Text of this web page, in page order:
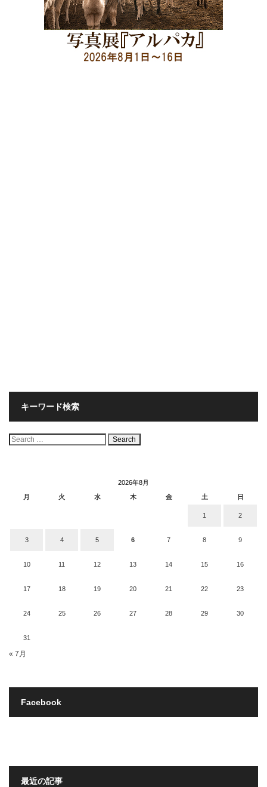
キーワード検索
検
索:
2026年8月
月
火 水 木 金 土 日
1 2
3 4 5 6 7 8 9
10 11 12 13 14 15 16
17 18 19 20 21 22 23
24 25 26 27 28 29 30
31
« 7月
Facebook
最近の記事